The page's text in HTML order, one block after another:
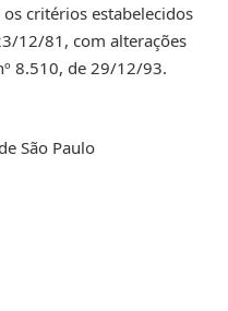
critérios estabelecidos
12/81, com alterações
8.510, de 29/12/93.
São Paulo